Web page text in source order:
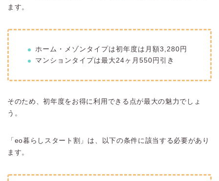
ます。
ホーム・メゾンタイプは初年度は月額3,280円
マンションタイプは最大24ヶ月550円引き
そのため、初年度をお得に利用できる点が最大の魅力でしょ
う。
「eo暮らしスタート割」は、以下の条件に該当する必要があり
ます。